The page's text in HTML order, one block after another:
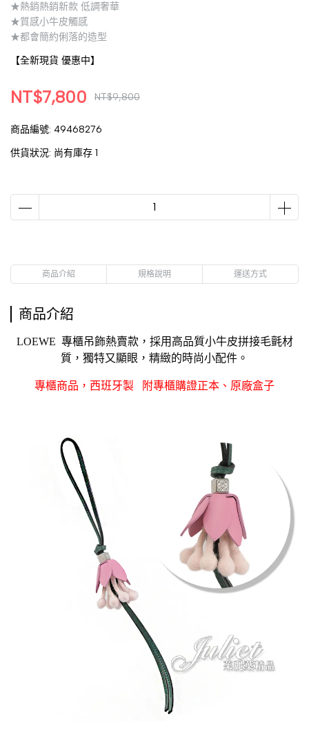
★熱銷熱銷新款 低調奢華
★質感小牛皮觸感
★都會簡約俐落的造型
【全新現貨 優惠中】
NT$7,800 NT$9,800
商品編號: 49468276
供貨狀況: 尚有庫存 1
商品介紹 規格說明 運送方式
商品介紹
LOEWE 專櫃吊飾熱賣款，採用高品質小牛皮拼接毛氈材
質，獨特又顯眼，精緻的時尚小配件。
專櫃商品，西班牙製 附專櫃購證正本、原廠盒子